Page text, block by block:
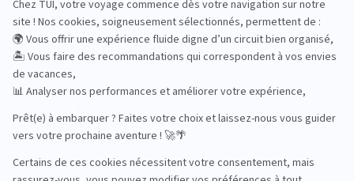
Pourquoi choisir TUI ?
TUI, acteur du
tourisme durable
Des hôtels choisis